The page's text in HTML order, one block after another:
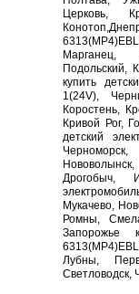
Церковь,
Марганец,
Подольский,
купить
1(24V),
Коростень,
Кривой Рог,
детский
Дрогобыч,
Мукачево,
Ромны,
Запорожье
Лубны,
Светловодск,